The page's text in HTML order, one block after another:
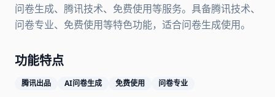
问卷生成、腾讯技术、免费使用等服务。具备腾讯技术、
问卷专业、免费使用等特色功能，适合问卷生成使用。
功能特点
腾讯出品 AI问卷生成 免费使用 问卷专业